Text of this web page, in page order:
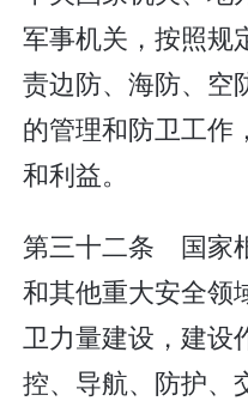
军事机关，按照规
责边防、海防、空
的管理和防卫工作
和利益。
第三十二条 国家
和其他重大安全领
卫力量建设，建设
控、导航、防护、